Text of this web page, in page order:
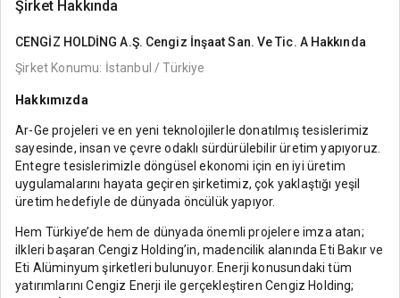
Şirket Hakkında
CENGİZ HOLDİNG A.Ş. Cengiz İnşaat San. Ve Tic. AHakkında
Şirket Konumu: İstanbul / Türkiye
Hakkımızda
Ar-Ge projeleri ve en yeni teknolojilerle donatılmış tesislerimiz
sayesinde, insan ve çevre odaklı sürdürülebilir üretim yapıyoruz.
Entegre tesislerimizle döngüsel ekonomi için en iyi üretim
uygulamalarını hayata geçiren şirketimiz, çok yaklaştığı yeşil
üretim hedefiyle de dünyada öncülük yapıyor.
Hem Türkiye’de hem de dünyada önemli projelere imza atan;
ilkleri başaran Cengiz Holding’in, madencilik alanında Eti Bakır ve
Eti Alüminyum şirketleri bulunuyor. Enerji konusundaki tüm
yatırımlarını Cengiz Enerji ile gerçekleştiren Cengiz Holding;